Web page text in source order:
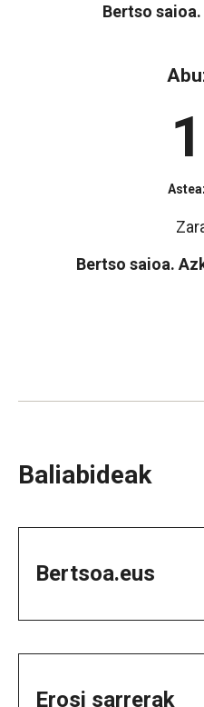
Bertso
Bertso saioa.
Baliabideak
Bertsoa.eus
Erosi sarrerak